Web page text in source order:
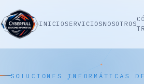
INICIOSERVICIOSNOSOTROS
SOLUCIONES INFORMÁTICAS